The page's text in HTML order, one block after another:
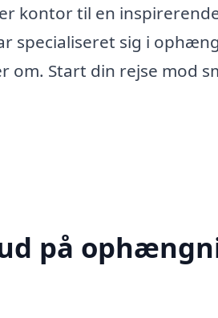
kontor til en
specialiseret sig i
om. Start din rejse mod
på